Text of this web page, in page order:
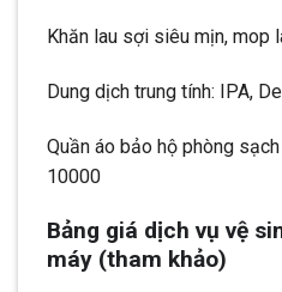
Khăn lau sợi siêu mịn, mop
Dung dịch trung tính: IPA,
Quần áo bảo hộ phòng
10000
Bảng giá dịch vụ vệ
máy (tham khảo)